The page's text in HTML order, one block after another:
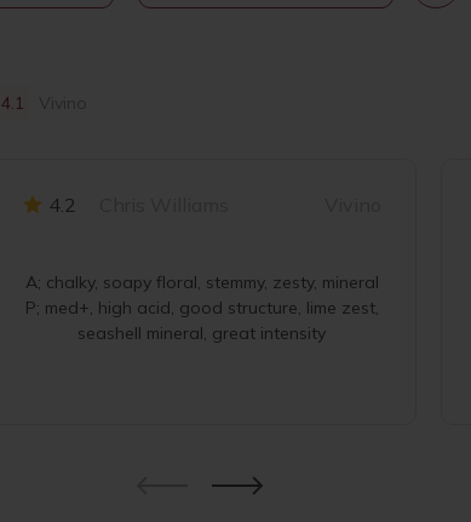
PALACIOS
BOLO
4.1 Vivino
4.2
A; chalky, soapy floral, stemmy, zesty, mineral
P; med+, high acid, good structure, lime zest,
seashell mineral, great intensity